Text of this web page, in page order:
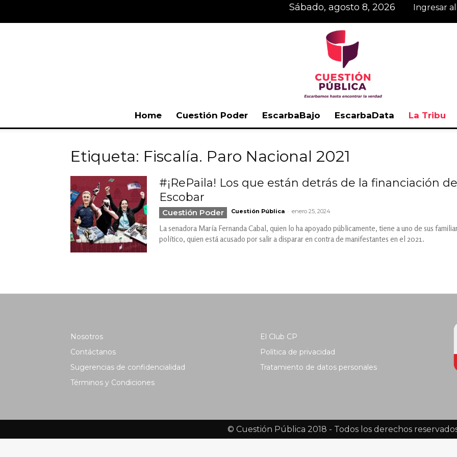
sábado, agosto 8, 2026 Ingresar
Home Cuestión Poder EscarbaBajo EscarbaData La Tribu
Etiqueta: Fiscalía. Paro Nacional 2021
#¡RePaila! Los que están detrás de la financiación
Escobar
Cuestión Poder Cuestión Pública - enero 25, 2024
La senadora María Fernanda Cabal, quien lo ha apoyado públicamente, tiene a uno de sus
político, quien está acusado por salir a disparar en contra de manifestantes en el 2021.
Nosotros
Contáctanos
Sugerencias de confidencialidad
Términos y Condiciones
El Club CP
Política de privacidad
Tratamiento de datos personales
© Cuestión Pública 2018 - Todos los derechos